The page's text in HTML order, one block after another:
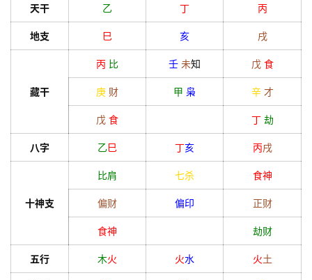
天干 乙 丁 丙
地支 巳 亥 戌
藏干
丙 比 壬 未知 戊 食
庚 财 甲 枭 辛 才
戊 食 丁 劫
八字 乙巳 丁亥 丙戌
十神支
比肩 七杀 食神
偏财 偏印 正财
食神 劫财
五行 木火 火水 火土